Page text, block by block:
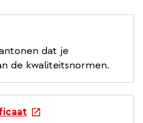
dat je
de kwaliteitsnormen.